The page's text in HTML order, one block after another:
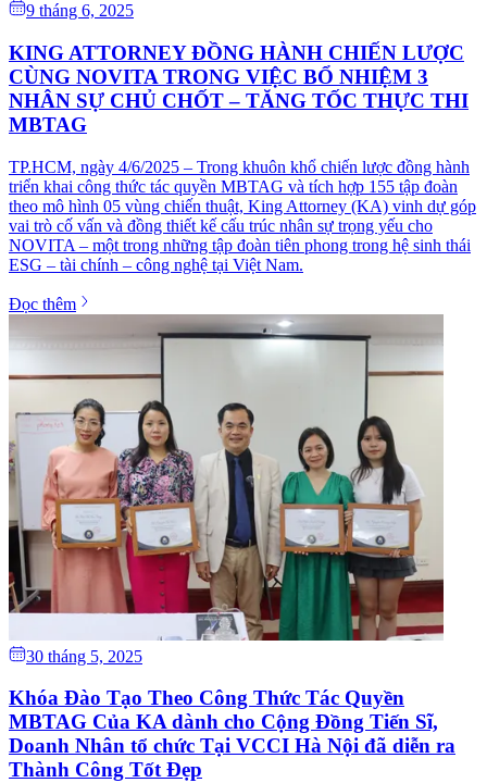
9 tháng 6, 2025
KING ATTORNEY ĐỒNG HÀNH CHIẾN LƯỢC
CÙNG NOVITA TRONG VIỆC BỔ NHIỆM 3
NHÂN SỰ CHỦ CHỐT – TĂNG TỐC THỰC THI
MBTAG
TP.HCM, ngày 4/6/2025 – Trong khuôn khổ chiến lược đồng hành
triển khai công thức tác quyền MBTAG và tích hợp 155 tập đoàn
theo mô hình 05 vùng chiến thuật, King Attorney (KA) vinh dự góp
vai trò cố vấn và đồng thiết kế cấu trúc nhân sự trọng yếu cho
NOVITA – một trong những tập đoàn tiên phong trong hệ sinh thái
ESG – tài chính – công nghệ tại Việt Nam.
Đọc thêm
30 tháng 5, 2025
Khóa Đào Tạo Theo Công Thức Tác Quyền
MBTAG Của KA dành cho Cộng Đồng Tiến Sĩ,
Doanh Nhân tổ chức Tại VCCI Hà Nội đã diễn ra
Thành Công Tốt Đẹp